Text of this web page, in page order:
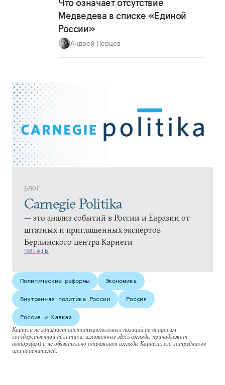
БЛОГ
Carnegie Politika
— это анализ событий в России и Евразии от
штатных и приглашенных экспертов
Берлинского центра Карнеги
ЧИТАТЬ
Что означает отсутствие
Медведева в списке «Единой
России»
Андрей Перцев
Политические реформы Экономика
Внутренняя политика России Россия
Россия и Кавказ
Карнеги не занимает институциональных позиций по вопросам
государственной политики; изложенные здесь взгляды принадлежат
автору(ам) и не обязательно отражают взгляды Карнеги, его сотрудников
или попечителей.